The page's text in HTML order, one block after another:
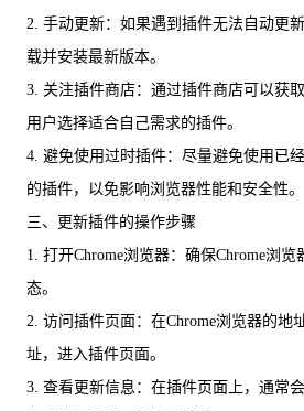
2. 手动更新：如果遇到插件无法自动更
载并安装最新版本。
3. 关注插件商店：通过插件商店可以获
用户选择适合自己需求的插件。
4. 避免使用过时插件：尽量避免使用已
的插件，以免影响浏览器性能和安全性。
三、更新插件的操作步骤
1. 打开Chrome浏览器：确保Chrome浏
态。
2. 访问插件页面：在Chrome浏览器的地
址，进入插件页面。
3. 查看更新信息：在插件页面上，通常